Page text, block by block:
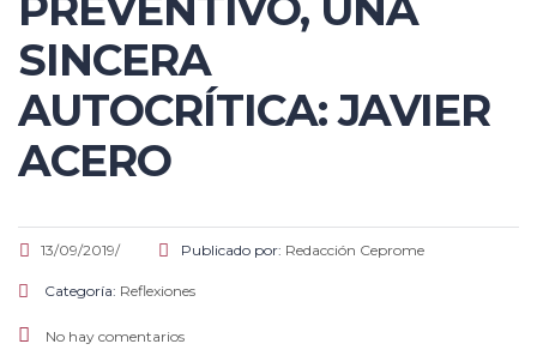
SINCERA
AUTOCRÍTICA: JAVIER
ACERO
13/09/2019/ Publicado por: Redacción Ceprome
Categoría: Reflexiones
No hay comentarios